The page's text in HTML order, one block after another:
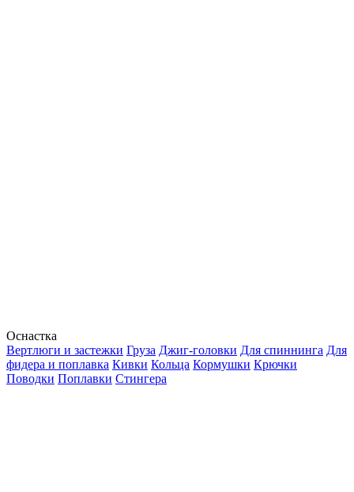
Оснастка
Вертлюги и застежки Груза Джиг-головки Для спиннинга Для
фидера и поплавка Кивки Кольца Кормушки Крючки
Поводки Поплавки Стингера